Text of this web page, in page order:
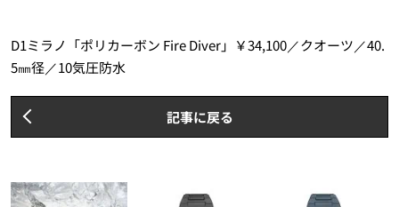
D1ミラノ「ポリカーボン Fire Diver」￥34,100／クオーツ／40.
5㎜径／10気圧防水
記事に戻る